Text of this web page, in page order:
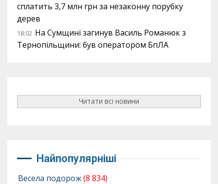
сплатить 3,7 млн грн за незаконну порубку
дерев
18:02 На Сумщині загинув Василь Романюк з
Тернопільщини: був оператором БпЛА
Читати всі новини
Найпопулярніші
Весела подорож(8 834)